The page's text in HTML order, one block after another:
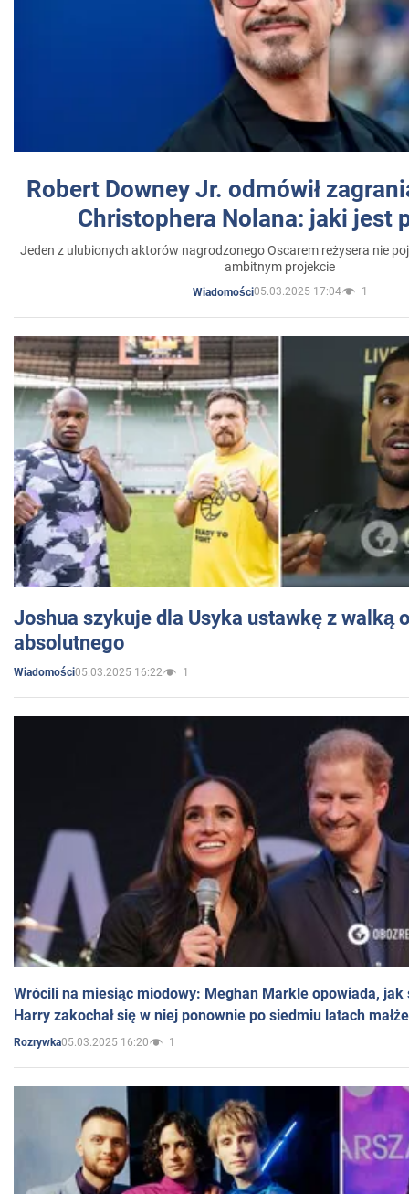
Robert Downey Jr. odmówił
Christophera Nolana: jaki jest
Jeden z ulubionych aktorów nagrodzonego Oscarem reżysera nie
ambitnym projekcie
Wiadomości05.03.2025 17:04 1
Joshua szykuje dla Usyka ustawkę z walką
absolutnego
Wiadomości05.03.2025 16:22 1
Wrócili na miesiąc miodowy: Meghan Markle opowiada, jak
Harry zakochał się w niej ponownie po siedmiu latach
Rozrywka05.03.2025 16:20 1